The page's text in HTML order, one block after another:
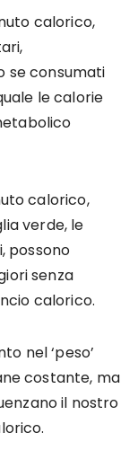
calorico,
se consumati
le calorie
calorico,
verde, le
possono
senza
calorico.
nel ‘peso’
costante, ma
il nostro